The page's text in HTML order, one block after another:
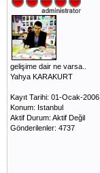
gelişime dair ne varsa..
Yahya KARAKURT
Kayıt Tarihi: 01-Ocak-2006
Konum: Istanbul
Aktif Durum: Aktif Değil
Gönderilenler: 4737